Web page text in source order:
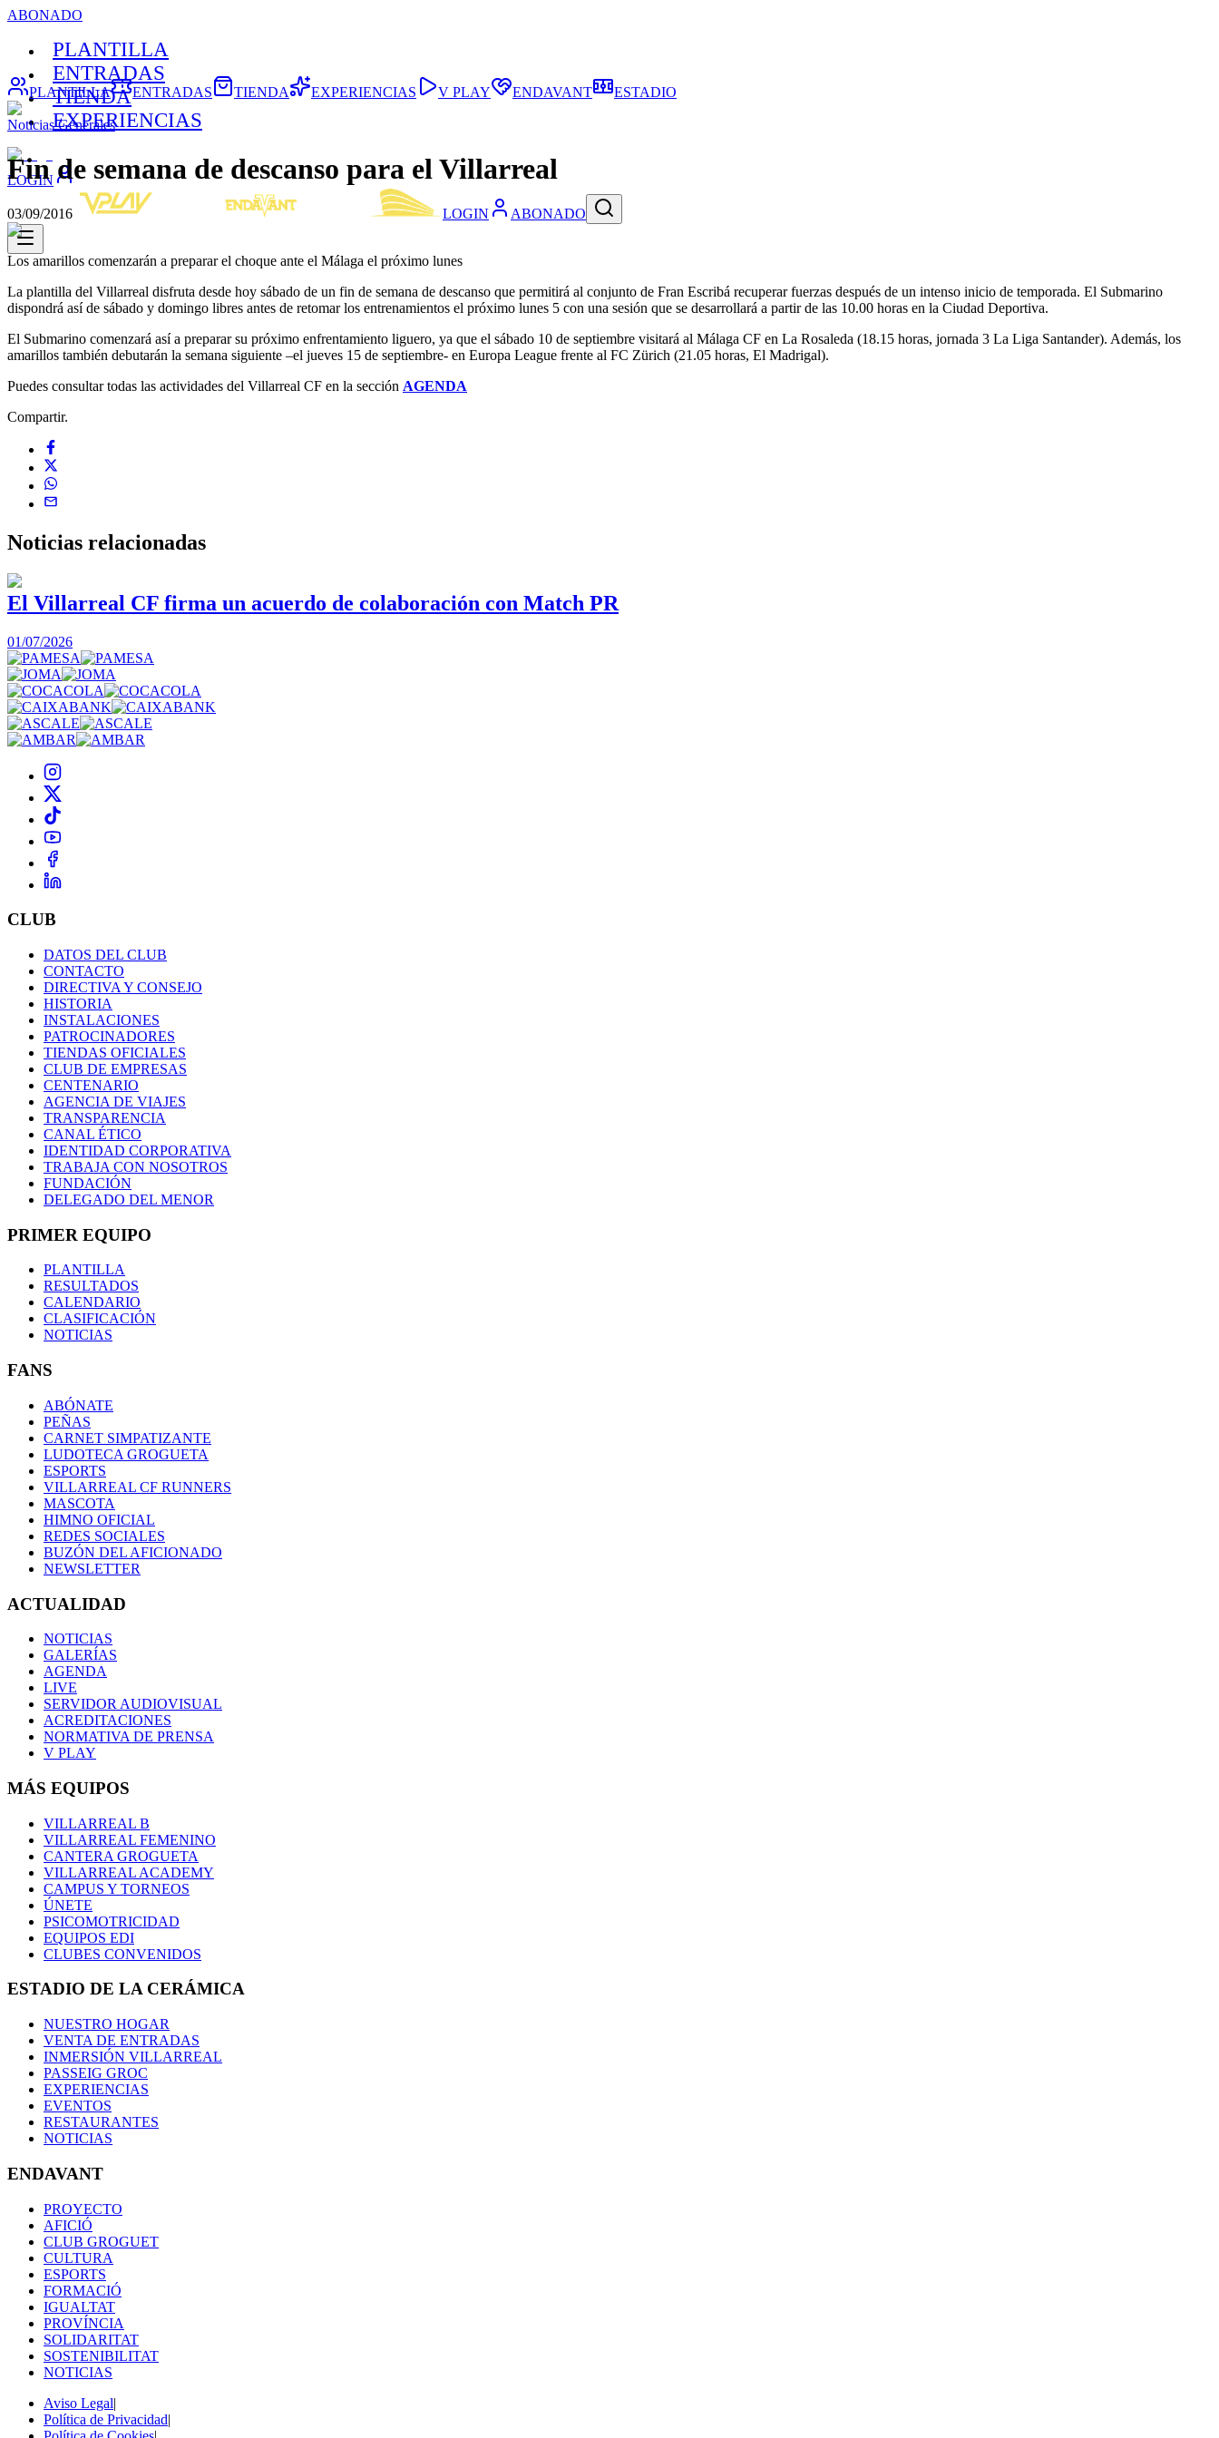
ABONADO
PLANTILLA
ENTRADAS
TIENDA
EXPERIENCIAS
LOGIN
LOGIN ABONADO
PLANTILLA ENTRADAS TIENDA EXPERIENCIAS V PLAY ENDAVANT ESTADIO
Noticias Generales
Fin de semana de descanso para el Villarreal
03/09/2016
Los amarillos comenzarán a preparar el choque ante el Málaga el próximo lunes
La plantilla del Villarreal disfruta desde hoy sábado de un fin de semana de descanso que permitirá al conjunto de Fran Escribá recuperar fuerzas después de un intenso inicio de temporada. El Submarino
dispondrá así de sábado y domingo libres antes de retomar los entrenamientos el próximo lunes 5 con una sesión que se desarrollará a partir de las 10.00 horas en la Ciudad Deportiva.
El Submarino comenzará así a preparar su próximo enfrentamiento liguero, ya que el sábado 10 de septiembre visitará al Málaga CF en La Rosaleda (18.15 horas, jornada 3 La Liga Santander). Además, los
amarillos también debutarán la semana siguiente –el jueves 15 de septiembre- en Europa League frente al FC Zürich (21.05 horas, El Madrigal).
Puedes consultar todas las actividades del Villarreal CF en la sección AGENDA
Compartir.
Noticias relacionadas
El Villarreal CF firma un acuerdo de colaboración con Match PR
01/07/2026
CLUB
DATOS DEL CLUB
CONTACTO
DIRECTIVA Y CONSEJO
HISTORIA
INSTALACIONES
PATROCINADORES
TIENDAS OFICIALES
CLUB DE EMPRESAS
CENTENARIO
AGENCIA DE VIAJES
TRANSPARENCIA
CANAL ÉTICO
IDENTIDAD CORPORATIVA
TRABAJA CON NOSOTROS
FUNDACIÓN
DELEGADO DEL MENOR
PRIMER EQUIPO
PLANTILLA
RESULTADOS
CALENDARIO
CLASIFICACIÓN
NOTICIAS
FANS
ABÓNATE
PEÑAS
CARNET SIMPATIZANTE
LUDOTECA GROGUETA
ESPORTS
VILLARREAL CF RUNNERS
MASCOTA
HIMNO OFICIAL
REDES SOCIALES
BUZÓN DEL AFICIONADO
NEWSLETTER
ACTUALIDAD
NOTICIAS
GALERÍAS
AGENDA
LIVE
SERVIDOR AUDIOVISUAL
ACREDITACIONES
NORMATIVA DE PRENSA
V PLAY
MÁS EQUIPOS
VILLARREAL B
VILLARREAL FEMENINO
CANTERA GROGUETA
VILLARREAL ACADEMY
CAMPUS Y TORNEOS
ÚNETE
PSICOMOTRICIDAD
EQUIPOS EDI
CLUBES CONVENIDOS
ESTADIO DE LA CERÁMICA
NUESTRO HOGAR
VENTA DE ENTRADAS
INMERSIÓN VILLARREAL
PASSEIG GROC
EXPERIENCIAS
EVENTOS
RESTAURANTES
NOTICIAS
ENDAVANT
PROYECTO
AFICIÓ
CLUB GROGUET
CULTURA
ESPORTS
FORMACIÓ
IGUALTAT
PROVÍNCIA
SOLIDARITAT
SOSTENIBILITAT
NOTICIAS
Aviso Legal|
Política de Privacidad|